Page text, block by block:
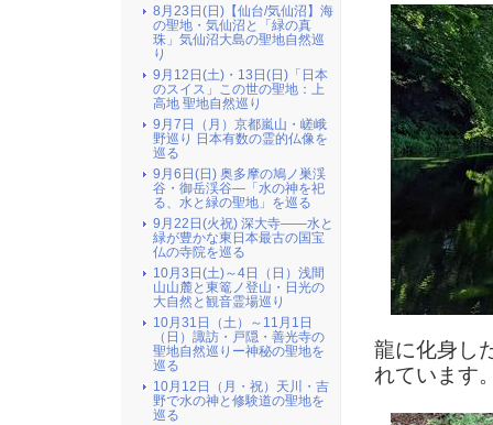
龍に化身し
れています
8月23日(日)【仙台/気仙沼】海
の聖地・気仙沼と「緑の真
珠」気仙沼大島の聖地自然巡
り
9月12日(土)・13日(日)「日本
のスイス」この世の聖地：上
高地 聖地自然巡り
9月7日（月）京都嵐山・嵯峨
野巡り 日本有数の霊的仏像を
巡る
9月6日(日) 奥多摩の鳩ノ巣渓
谷・御岳渓谷―「水の神を祀
る、水と緑の聖地」を巡る
9月22日(火祝) 深大寺――水と
緑が豊かな東日本最古の国宝
仏の寺院を巡る
10月3日(土)～4日（日）浅間
山山麓と東篭ノ登山・日光の
大自然と観音霊場巡り
10月31日（土）～11月1日
（日）諏訪・戸隠・善光寺の
聖地自然巡りー神秘の聖地を
巡る
10月12日（月・祝）天川・吉
野で水の神と修験道の聖地を
巡る